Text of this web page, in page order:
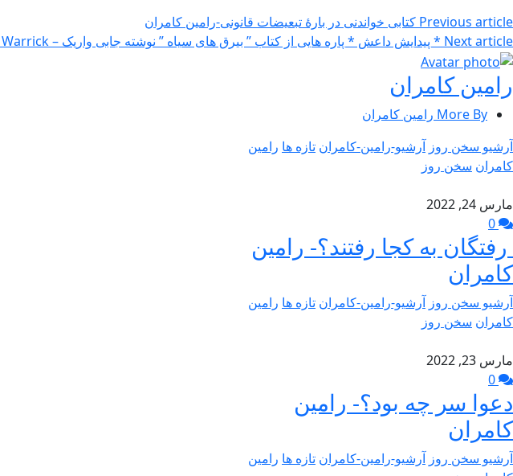
Previous article کتابی خواندنی در بارۀ تبعیضات قانونی-رامین کامران
Next article * پیدایش داعش * پاره هایی از کتاب ” بیرق های سیاه ” نوشته جابی واریک – Black Flags: The Rise of ISIS – Joby Warrick برگردان کیومرث صابغی
رامین کامران
More By رامین کامران
آرشیو سخن روز آرشیو-رامین-کامران تازه ها رامین
کامران سخن روز
مارس 24, 2022
رفتگان به کجا رفتند؟- رامین
کامران
آرشیو سخن روز آرشیو-رامین-کامران تازه ها رامین
کامران سخن روز
مارس 23, 2022
دعوا سر چه بود؟- رامین
کامران
آرشیو سخن روز آرشیو-رامین-کامران تازه ها رامین